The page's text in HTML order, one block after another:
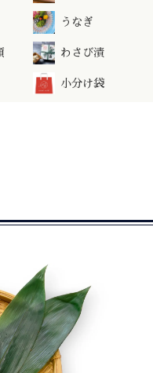
いて
ついて
て
業
インが必要になります。
うなぎ
わさび漬
小分け袋